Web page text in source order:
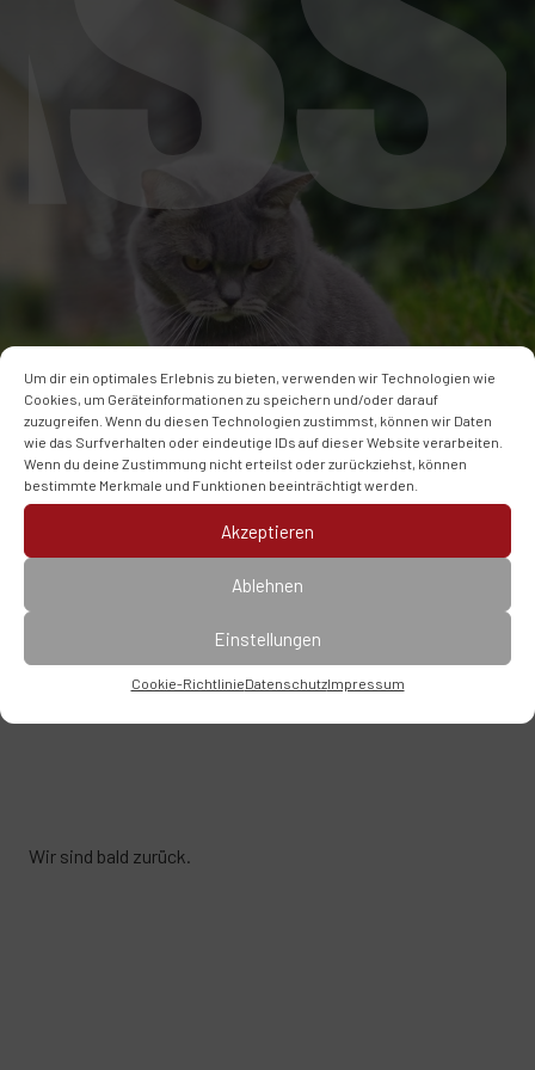
Um dir ein optimales Erlebnis zu bieten, verwenden wir Technologien wie
Cookies, um Geräteinformationen zu speichern und/oder darauf
zuzugreifen. Wenn du diesen Technologien zustimmst, können wir Daten
wie das Surfverhalten oder eindeutige IDs auf dieser Website verarbeiten.
Wenn du deine Zustimmung nicht erteilst oder zurückziehst, können
bestimmte Merkmale und Funktionen beeinträchtigt werden.
Akzeptieren
Ablehnen
Einstellungen
Cookie-RichtlinieDatenschutzImpressum
Wir sind bald zurück.